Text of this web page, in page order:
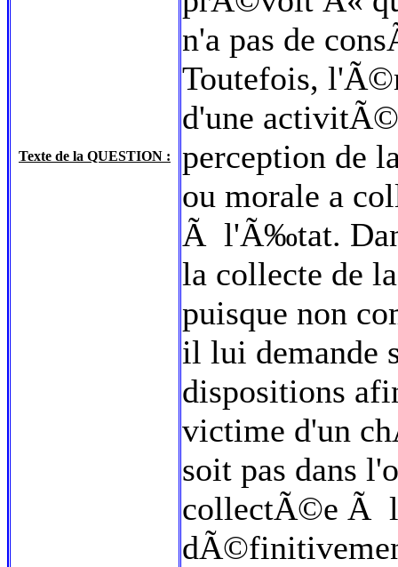
Texte de la QUESTION :
n'a pas de
Toutefois,
d'une
perception de
ou morale a
Ã l'Ã‰tat.
la collecte de
puisque non
il lui demande
dispositions
victime d'un
soit pas dans
collectÃ©e Ã